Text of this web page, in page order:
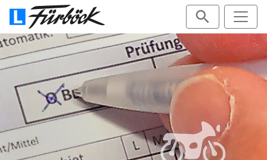
Zum Inhalt springen